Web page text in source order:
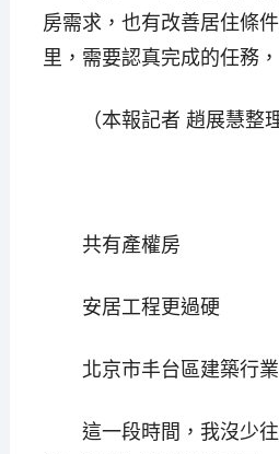
房需求，也有改善居住條
里，需要認真完成的任務
（本報記者 趙展慧整
共有產權房
安居工程更過硬
北京市丰台區建築行業
這一段時間，我沒少往